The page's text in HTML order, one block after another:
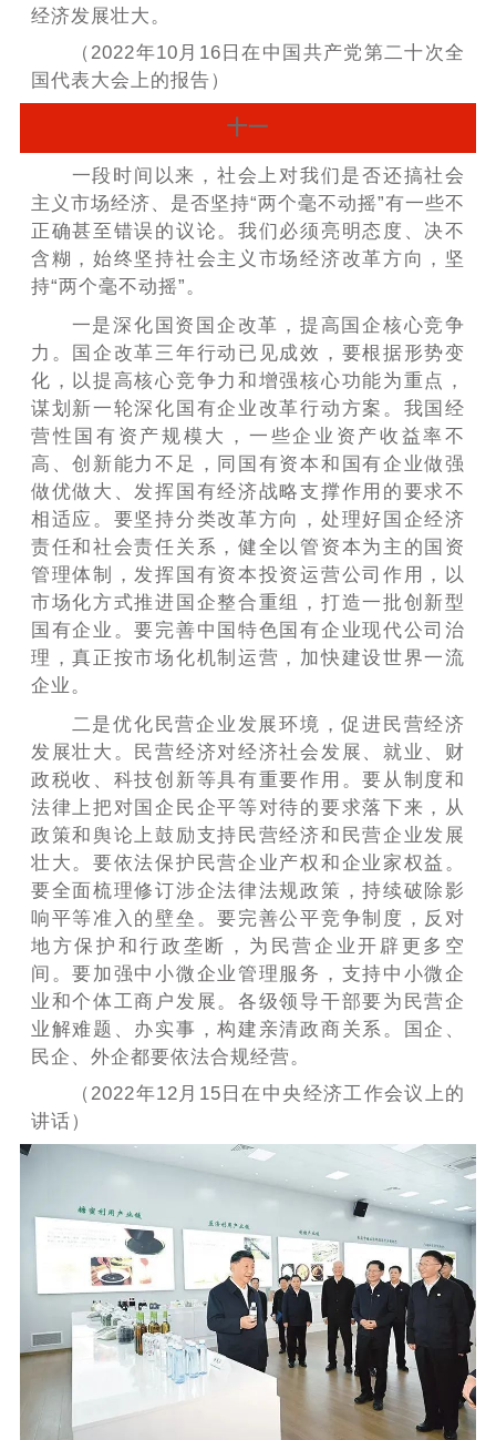
经济发展壮大。
（2022年10月16日在中国共产党第二十次全
国代表大会上的报告）
十一
一段时间以来，社会上对我们是否还搞社会
主义市场经济、是否坚持“两个毫不动摇”有一些不
正确甚至错误的议论。我们必须亮明态度、决不
含糊，始终坚持社会主义市场经济改革方向，坚
持“两个毫不动摇”。
一是深化国资国企改革，提高国企核心竞争
力。国企改革三年行动已见成效，要根据形势变
化，以提高核心竞争力和增强核心功能为重点，
谋划新一轮深化国有企业改革行动方案。我国经
营性国有资产规模大，一些企业资产收益率不
高、创新能力不足，同国有资本和国有企业做强
做优做大、发挥国有经济战略支撑作用的要求不
相适应。要坚持分类改革方向，处理好国企经济
责任和社会责任关系，健全以管资本为主的国资
管理体制，发挥国有资本投资运营公司作用，以
市场化方式推进国企整合重组，打造一批创新型
国有企业。要完善中国特色国有企业现代公司治
理，真正按市场化机制运营，加快建设世界一流
企业。
二是优化民营企业发展环境，促进民营经济
发展壮大。民营经济对经济社会发展、就业、财
政税收、科技创新等具有重要作用。要从制度和
法律上把对国企民企平等对待的要求落下来，从
政策和舆论上鼓励支持民营经济和民营企业发展
壮大。要依法保护民营企业产权和企业家权益。
要全面梳理修订涉企法律法规政策，持续破除影
响平等准入的壁垒。要完善公平竞争制度，反对
地方保护和行政垄断，为民营企业开辟更多空
间。要加强中小微企业管理服务，支持中小微企
业和个体工商户发展。各级领导干部要为民营企
业解难题、办实事，构建亲清政商关系。国企、
民企、外企都要依法合规经营。
（2022年12月15日在中央经济工作会议上的
讲话）